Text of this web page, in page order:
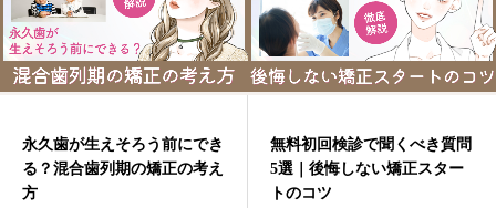
永久歯が生えそろう前にでき
る？混合歯列期の矯正の考え
方
無料初回検診で聞くべき質問
5選｜後悔しない矯正スター
トのコツ